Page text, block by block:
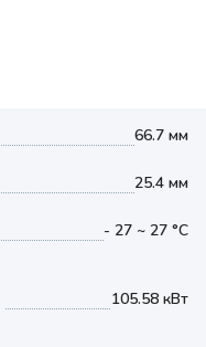
66.7 мм
25.4 мм
- 27 ~ 27 °С
105.58 кВт